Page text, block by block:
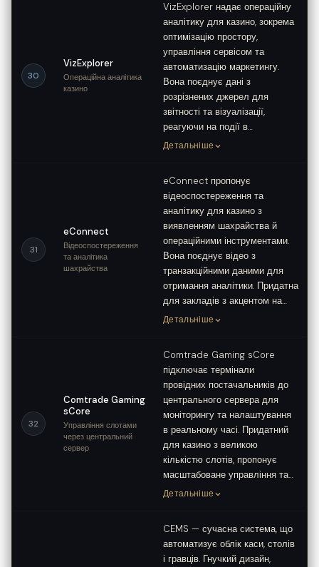
30
VizExplorer
Операційна аналітика
казино
VizExplorer надає операційну
аналітику для казино, зокрема
оптимізацію простору,
управління сервісом та
автоматизацію маркетингу.
Вона поєднує дані з
розрізнених джерел для
звітності та візуалізації,
реагуючи на події в…
Детальніше
31
eConnect
Відеоспостереження
та аналітика
шахрайства
eConnect пропонує
відеоспостереження та
аналітику для казино з
виявленням шахрайства й
операційними інструментами.
Вона поєднує відео з
транзакційними даними для
отримання аналітики. Придатна
для закладів з акцентом на…
Детальніше
32
Comtrade Gaming
sCore
Управління слотами
через центральний
сервер
Comtrade Gaming sCore
підключає термінали
провідних постачальників до
центрального сервера для
моніторингу та налаштування
в реальному часі. Придатний
для казино з великою
кількістю слотів, пропонує
масштабоване управління та…
Детальніше
CEMS — сучасна система, що
автоматизує облік каси, столів
і гравців. Гнучкий дизайн,